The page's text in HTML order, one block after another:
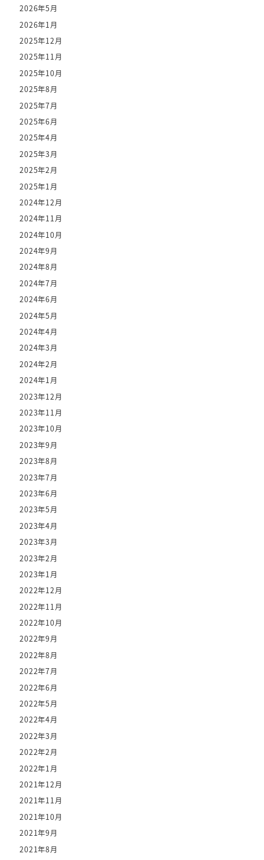
2026年5月
2026年1月
2025年12月
2025年11月
2025年10月
2025年8月
2025年7月
2025年6月
2025年4月
2025年3月
2025年2月
2025年1月
2024年12月
2024年11月
2024年10月
2024年9月
2024年8月
2024年7月
2024年6月
2024年5月
2024年4月
2024年3月
2024年2月
2024年1月
2023年12月
2023年11月
2023年10月
2023年9月
2023年8月
2023年7月
2023年6月
2023年5月
2023年4月
2023年3月
2023年2月
2023年1月
2022年12月
2022年11月
2022年10月
2022年9月
2022年8月
2022年7月
2022年6月
2022年5月
2022年4月
2022年3月
2022年2月
2022年1月
2021年12月
2021年11月
2021年10月
2021年9月
2021年8月